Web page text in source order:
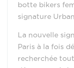
botte bikers
signature
La nouvelle
Paris à la fois
recherchée